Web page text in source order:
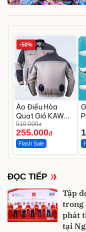
-50%
Áo Điều Hòa
Quạt Gió KAW
Chưa Bao Gồm
Phụ Kiện Và Pin
510.000đ
255.000đ
Flash Sale
ĐỌC TIẾP
Tập
trong
phát
tại